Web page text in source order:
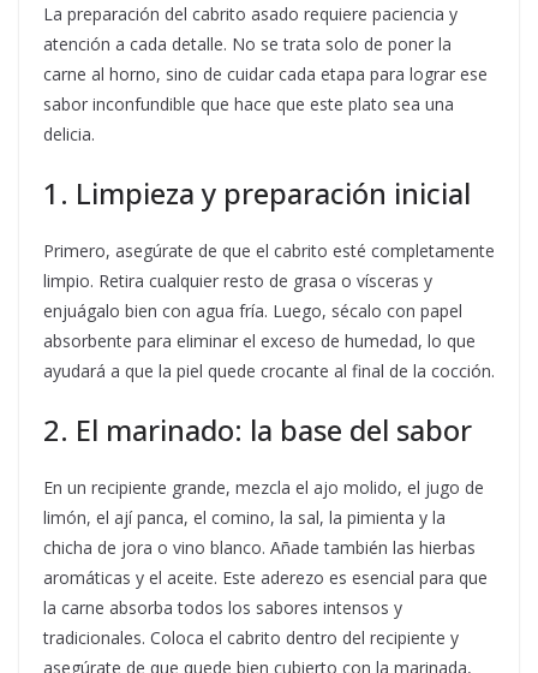
La preparación del cabrito asado requiere paciencia y
atención a cada detalle. No se trata solo de poner la
carne al horno, sino de cuidar cada etapa para lograr ese
sabor inconfundible que hace que este plato sea una
delicia.
1. Limpieza y preparación inicial
Primero, asegúrate de que el cabrito esté completamente
limpio. Retira cualquier resto de grasa o vísceras y
enjuágalo bien con agua fría. Luego, sécalo con papel
absorbente para eliminar el exceso de humedad, lo que
ayudará a que la piel quede crocante al final de la cocción.
2. El marinado: la base del sabor
En un recipiente grande, mezcla el ajo molido, el jugo de
limón, el ají panca, el comino, la sal, la pimienta y la
chicha de jora o vino blanco. Añade también las hierbas
aromáticas y el aceite. Este aderezo es esencial para que
la carne absorba todos los sabores intensos y
tradicionales. Coloca el cabrito dentro del recipiente y
asegúrate de que quede bien cubierto con la marinada,